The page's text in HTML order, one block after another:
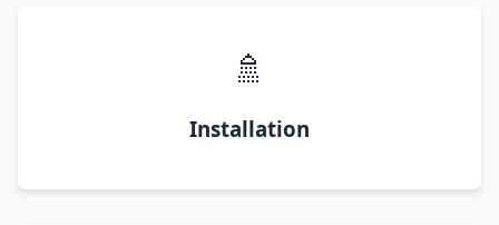
🚿
Installation